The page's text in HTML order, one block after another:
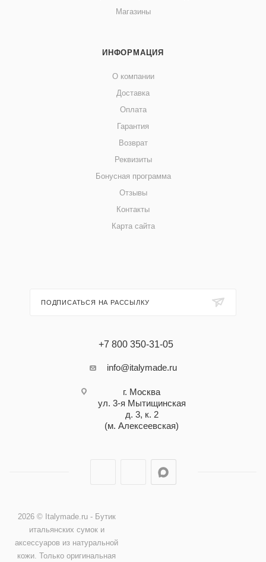
Магазины
ИНФОРМАЦИЯ
О компании
Доставка
Оплата
Гарантия
Возврат
Реквизиты
Бонусная программа
Отзывы
Контакты
Карта сайта
ПОДПИСАТЬСЯ НА РАССЫЛКУ
+7 800 350-31-05
info@italymade.ru
г. Москва
ул. 3-я Мытищинская
д. 3, к. 2
(м. Алексеевская)
2026 © Italymade.ru - Бутик
итальянских сумок и
аксессуаров из натуральной
кожи. Только оригинальная